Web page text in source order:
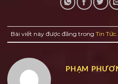
Bài viết này được đăng trong Tin Tức
PHẠM